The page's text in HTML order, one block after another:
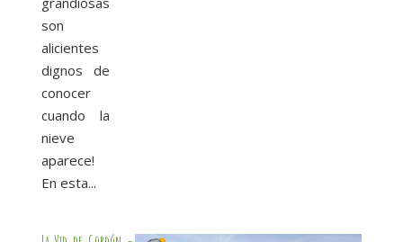
son
alicientes
dignos de
conocer
cuando la
nieve
aparece!
En esta...